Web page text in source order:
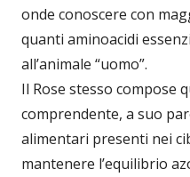
onde conoscere con
quanti aminoacidi
all’animale “uomo”.
Il Rose stesso compose
comprendente, a suo
alimentari presenti nei
mantenere l’equilibrio